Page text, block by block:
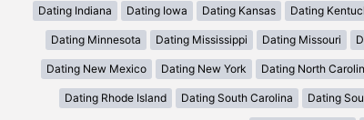
Dating Indiana Dating Iowa Dating Kansas Dating
Dating Minnesota Dating Mississippi Dating Missouri
Dating New Mexico Dating New York Dating North
Dating Rhode Island Dating South Carolina Dating